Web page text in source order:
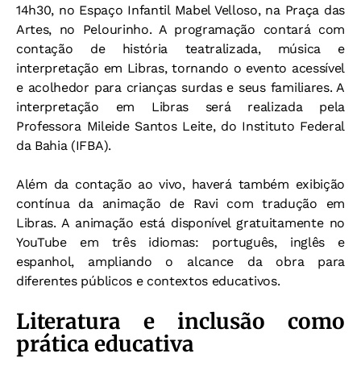
14h30, no Espaço Infantil Mabel Velloso, na Praça das
Artes, no Pelourinho. A programação contará com
contação de história teatralizada, música e
interpretação em Libras, tornando o evento acessível
e acolhedor para crianças surdas e seus familiares. A
interpretação em Libras será realizada pela
Professora Mileide Santos Leite, do Instituto Federal
da Bahia (IFBA).
Além da contação ao vivo, haverá também exibição
contínua da animação de Ravi com tradução em
Libras. A animação está disponível gratuitamente no
YouTube em três idiomas: português, inglês e
espanhol, ampliando o alcance da obra para
diferentes públicos e contextos educativos.
Literatura e inclusão como
prática educativa